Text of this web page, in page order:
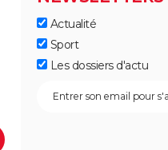
Actualité
Sport
Les dossiers d'actu